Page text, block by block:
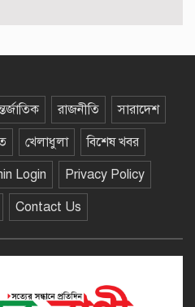
বিদ্যালয় থেকে ঝরে পড়া ও
করতে গণমাধ্যমের
চায় ওয়ার্ল্ড ভিশন
২০ গ্রাম গাঁজাসহ যুবক
মাদকবিরোধী অভিযানে
সাফল্য
রাজনীতি
সারাদেশ
খেলাধুলা
বিশেষ খবর
Login
Privacy Policy
Contact Us